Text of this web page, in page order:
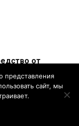
от
пору
представления
сайт, мы